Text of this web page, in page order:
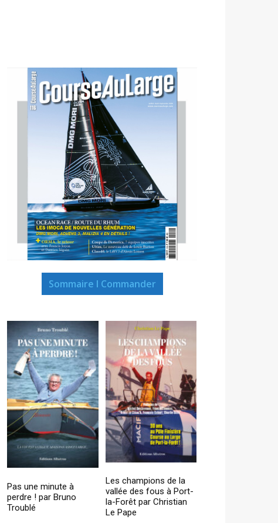
Sommaire I Commander
Pas une minute à
perdre ! par Bruno
Troublé
Les champions de la
vallée des fous à Port-
la-Forêt par Christian
Le Pape